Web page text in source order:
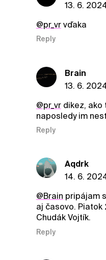
13. 6.
@pr_vrvďaka
Reply
Brain
13. 6.
@pr_vrdikez, ako
naposledy im
Reply
Aqdrk
14. 6.
@Brain pripájam
aj časovo. Piatok
Chudák Vojtík.
Reply